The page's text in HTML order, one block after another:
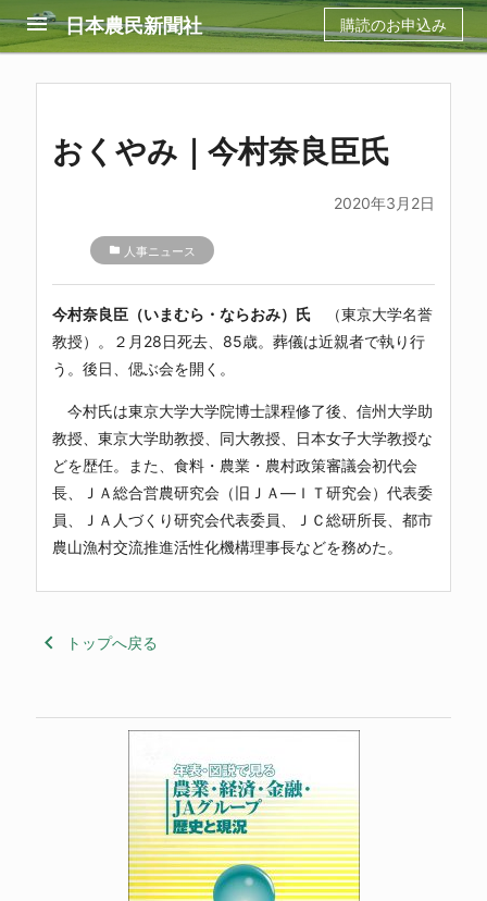
menu 日本農民新聞社 購読のお申込み
おくやみ｜今村奈良臣氏
2020年3月2日
folder 人事ニュース
今村奈良臣（いまむら・ならおみ）氏（東京大学名誉
教授）。２月28日死去、85歳。葬儀は近親者で執り行
う。後日、偲ぶ会を開く。
今村氏は東京大学大学院博士課程修了後、信州大学助
教授、東京大学助教授、同大教授、日本女子大学教授な
どを歴任。また、食料・農業・農村政策審議会初代会
長、ＪＡ総合営農研究会（旧ＪＡ―ＩＴ研究会）代表委
員、ＪＡ人づくり研究会代表委員、ＪＣ総研所長、都市
農山漁村交流推進活性化機構理事長などを務めた。
keyboard_arrow_left トップへ戻る